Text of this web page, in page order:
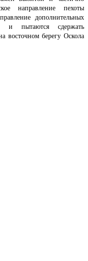
направление пехоты
дополнительных
и пытаются сдержать
восточном берегу Оскола